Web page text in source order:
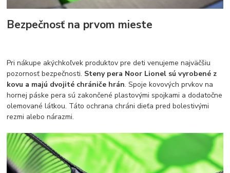
Bezpečnosť na prvom mieste
Pri nákupe akýchkoľvek produktov pre deti venujeme najväčšiu
pozornosť bezpečnosti. Steny pera Noor Lionel sú vyrobené z
kovu a majú dvojité chrániče hrán. Spoje kovových prvkov na
hornej páske pera sú zakončené plastovými spojkami a dodatočne
olemované látkou. Táto ochrana chráni dieťa pred bolestivými
rezmi alebo nárazmi.